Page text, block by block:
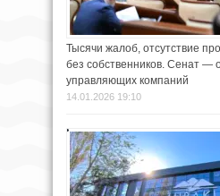
Тысячи жалоб, отсутствие
без собственников. Сенат —
управляющих компаний
14.01.2026 19:10